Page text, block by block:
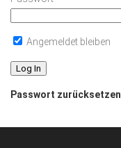
Angemeldet bleiben
Passwort zurücksetzen